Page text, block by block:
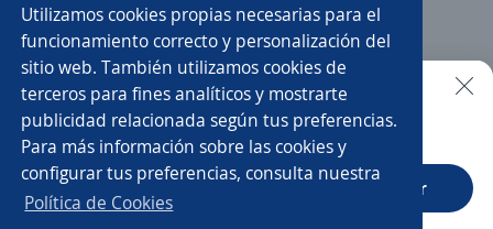
Utilizamos cookies propias necesarias para el
funcionamiento correcto y personalización del
sitio web. También utilizamos cookies de
terceros para fines analíticos y mostrarte
publicidad relacionada según tus preferencias.
Para más información sobre las cookies y
configurar tus preferencias, consulta nuestra
Política de Cookies
Vendedor comisionista Ejecutivo de ventas
Vendedor/a en terreno Ejecutivo/a financiero
Vendedora retail Chef Asesor/a financiero
Production manager
Buscar es más fácil en la app
CT App Abrir